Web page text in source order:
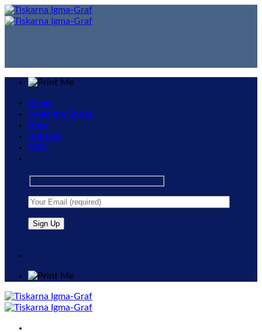
Skip
to
O nas
Poslovne Enote
Blog
Kontakt
FAQ